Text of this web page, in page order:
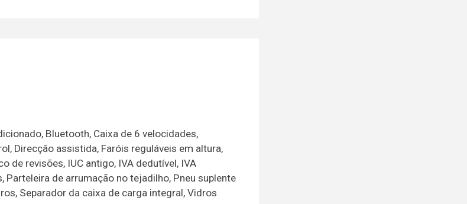
Bluetooth, Caixa de 6 velocidades,
Direcção assistida, Faróis reguláveis em altura,
de revisões, IUC antigo, IVA dedutível, IVA
de arrumação no tejadilho, Pneu suplente
Separador da caixa de carga integral, Vidros